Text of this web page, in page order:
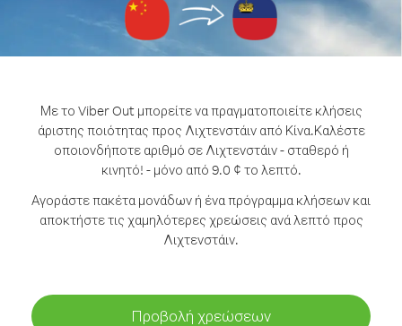
Με το Viber Out μπορείτε να πραγματοποιείτε κλήσεις
άριστης ποιότητας προς Λιχτενστάιν από Κίνα.Καλέστε
οποιονδήποτε αριθμό σε Λιχτενστάιν - σταθερό ή
κινητό! - μόνο από 9.0 ¢ το λεπτό.
Αγοράστε πακέτα μονάδων ή ένα πρόγραμμα κλήσεων και
αποκτήστε τις χαμηλότερες χρεώσεις ανά λεπτό προς
Λιχτενστάιν.
Προβολή χρεώσεων